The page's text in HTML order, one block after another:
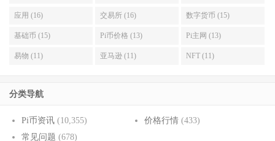
应用 (16) 交易所 (16) 数字货币 (15)
基础币 (15) Pi币价格 (13) Pi主网 (13)
易物 (11) 亚马逊 (11) NFT (11)
分类导航
Pi币资讯 (10,355) 价格行情(433)
常见问题 (678)